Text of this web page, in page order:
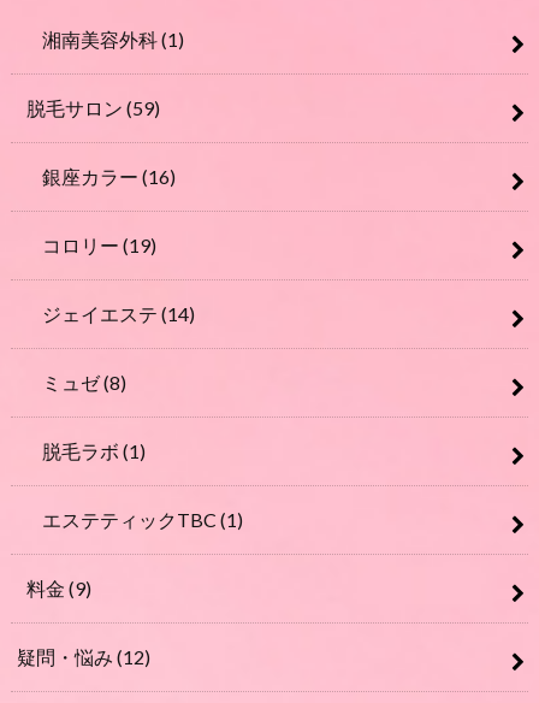
湘南美容外科(1)
脱毛サロン (59)
銀座カラー (16)
コロリー (19)
ジェイエステ (14)
ミュゼ(8)
脱毛ラボ (1)
エステティックTBC (1)
料金 (9)
疑問・悩み (12)